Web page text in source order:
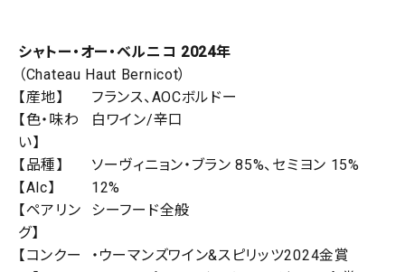
シャトー・オー・ベルニコ 2024年
（Chateau Haut Bernicot）
【産地】
フランス、AOCボルドー
【色・味わ
い】
白ワイン/辛口
【品種】
ソーヴィニョン・ブラン 85%、セミヨン 15%
【Alc】
12%
【ペアリン
グ】
シーフード全般
【コンクー
・ウーマンズワイン&スピリッツ2024金賞